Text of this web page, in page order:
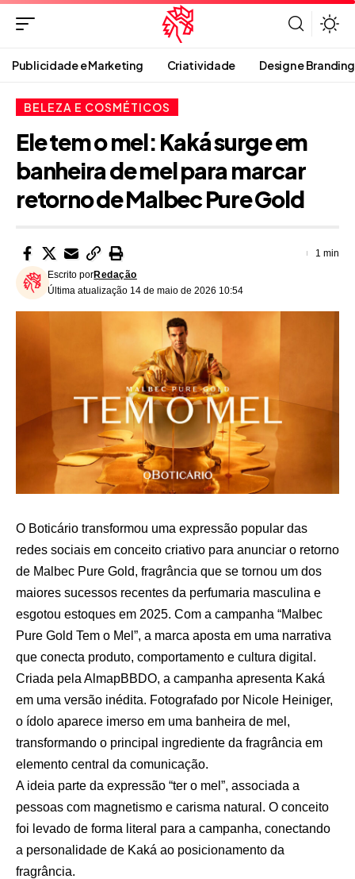
Publicidade e Marketing Criatividade Design e Branding
BELEZA E COSMÉTICOS
Ele tem o mel: Kaká surge em
banheira de mel para marcar
retorno de Malbec Pure Gold
Última atualização 14 de maio de 2026 10:54
Escrito porRedação
1 min
O Boticário transformou uma expressão popular das
redes sociais em conceito criativo para anunciar o retorno
de Malbec Pure Gold, fragrância que se tornou um dos
maiores sucessos recentes da perfumaria masculina e
esgotou estoques em 2025. Com a campanha “Malbec
Pure Gold Tem o Mel”, a marca aposta em uma narrativa
que conecta produto, comportamento e cultura digital.
Criada pela AlmapBBDO, a campanha apresenta Kaká
em uma versão inédita. Fotografado por Nicole Heiniger,
o ídolo aparece imerso em uma banheira de mel,
transformando o principal ingrediente da fragrância em
elemento central da comunicação.
A ideia parte da expressão “ter o mel”, associada a
pessoas com magnetismo e carisma natural. O conceito
foi levado de forma literal para a campanha, conectando
a personalidade de Kaká ao posicionamento da
fragrância.